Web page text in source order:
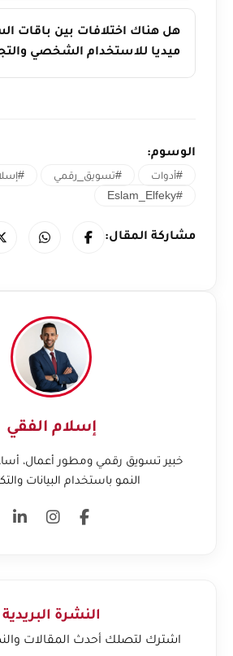
هل هناك اختلافات بين باقات
ميديا للاستخدام الشخصي
الوسوم:
#أدوات #تسويق_رقمي
#Eslam_Elfeky
مشاركة المقال:
إسلام الفقي
خبير تسويق رقمي ومطور أعمال،
النمو باستخدام البيانات
النشرة البريدية
اشترك لتصلك أحدث المقالات